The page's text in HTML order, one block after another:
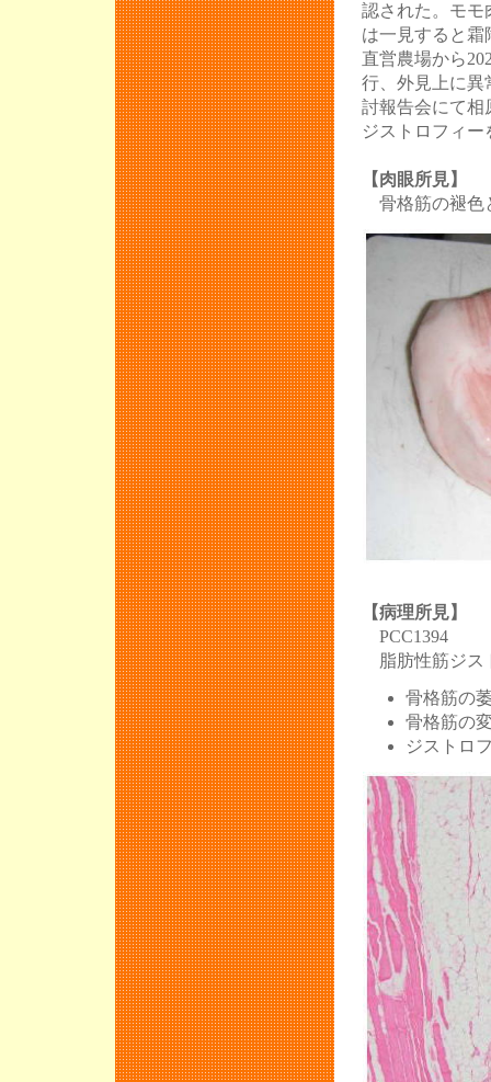
認された。モモ
は一見すると霜
直営農場から
行、外見上に異
討報告会にて相
ジストロフィ
【肉眼所見】
骨格筋の褪色
【病理所見】
PCC1394
脂肪性筋ジス
骨格筋の
骨格筋の
ジストロ